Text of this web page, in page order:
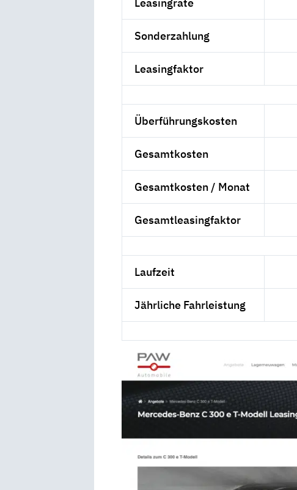
Sonderzahlung
Leasingfaktor
Überführungskosten
Gesamtkosten
Gesamtkosten / Monat
Gesamtleasingfaktor
Laufzeit
Jährliche Fahrleistung